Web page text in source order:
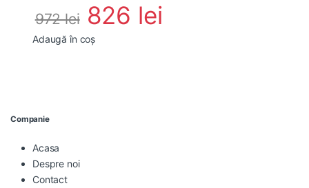
972lei 826 lei
Adaugă în coș
Companie
Acasa
Despre noi
Contact